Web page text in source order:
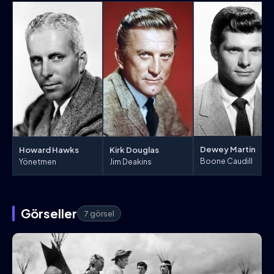
Howard Hawks
Yönetmen
Kirk Douglas
Jim Deakins
Dewey Martin
Boone Caudill
Görseller 7 görsel